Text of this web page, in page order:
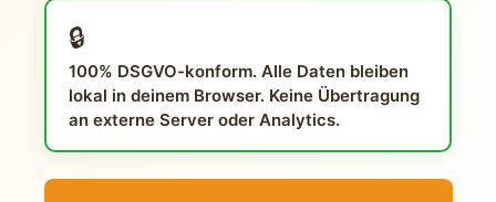
🔒
100% DSGVO-konform. Alle Daten bleiben
lokal in deinem Browser. Keine Übertragung
an externe Server oder Analytics.